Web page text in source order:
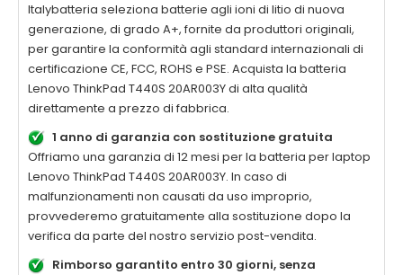
Italybatteria seleziona batterie agli ioni di litio di nuova
generazione, di grado A+, fornite da produttori originali,
per garantire la conformità agli standard internazionali di
certificazione CE, FCC, ROHS e PSE. Acquista la batteria
Lenovo ThinkPad T440S 20AR003Y di alta qualità
direttamente a prezzo di fabbrica.
1 anno di garanzia con sostituzione gratuita
Offriamo una garanzia di 12 mesi per la batteria per laptop
Lenovo ThinkPad T440S 20AR003Y. In caso di
malfunzionamenti non causati da uso improprio,
provvederemo gratuitamente alla sostituzione dopo la
verifica da parte del nostro servizio post-vendita.
Rimborso garantito entro 30 giorni, senza